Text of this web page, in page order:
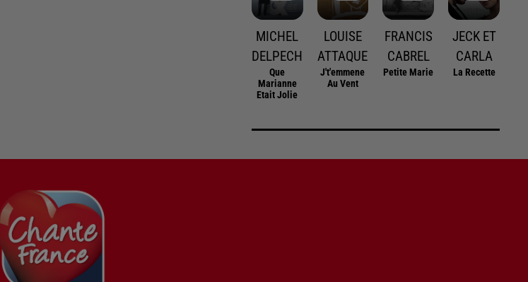
MICHEL
DELPECH
Que
Marianne
Etait Jolie
LOUISE
ATTAQUE
J't'emmene
Au Vent
FRANCIS
CABREL
Petite Marie
JECK ET
CARLA
La Recette